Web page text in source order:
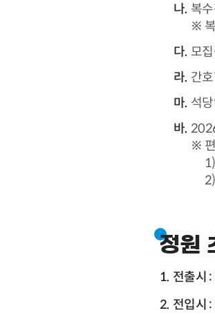
복
※
모
간
석
※
1)
2)
정원
전출시 :
전입시 :